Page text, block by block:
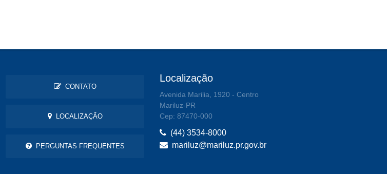
CONTATO
LOCALIZAÇÃO
PERGUNTAS FREQUENTES
Localização
Avenida Marilia, 1920 - Centro
Mariluz-PR
Cep: 87470-000
(44) 3534-8000
mariluz@mariluz.pr.gov.br